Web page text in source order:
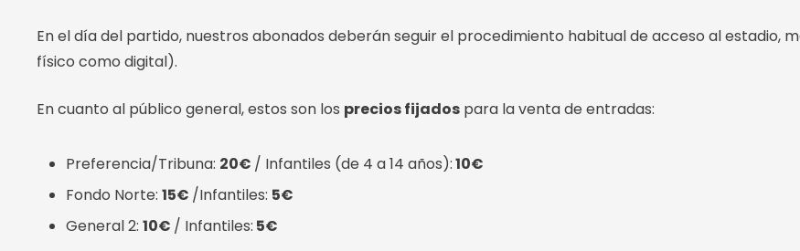
En el día del partido, nuestros abonados deberán seguir el procedimiento habitual de acceso al estadio,
físico como digital).
En cuanto al público general, estos son los precios fijados para la venta de entradas:
Preferencia/Tribuna: 20€ / Infantiles (de 4 a 14 años):10€
Fondo Norte: 15€ /Infantiles: 5€
General 2: 10€ / Infantiles: 5€